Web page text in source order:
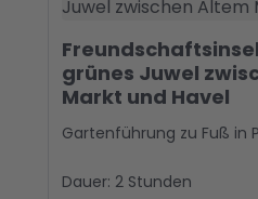
grünes Juwel
Markt und Havel
Gartenführung zu Fuß in
Dauer: 2 Stunden